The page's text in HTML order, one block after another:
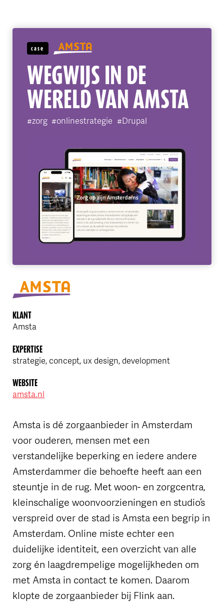
case
WEGWIJS IN DE
WERELD VAN AMSTA
#zorg #onlinestrategie #Drupal
KLANT
Amsta
EXPERTISE
strategie, concept, ux design, development
WEBSITE
amsta.nl
Amsta is dé zorgaanbieder in Amsterdam
voor ouderen, mensen met een
verstandelijke beperking en iedere andere
Amsterdammer die behoefte heeft aan een
steuntje in de rug. Met woon- en zorgcentra,
kleinschalige woonvoorzieningen en studio’s
verspreid over de stad is Amsta een begrip in
Amsterdam. Online miste echter een
duidelijke identiteit, een overzicht van alle
zorg én laagdrempelige mogelijkheden om
met Amsta in contact te komen. Daarom
klopte de zorgaanbieder bij Flink aan.